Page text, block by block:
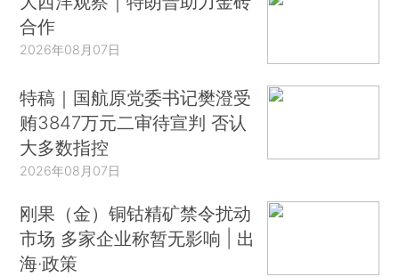
合作
2026年08月07日
特稿｜国航原党委书记樊澄受
贿3847万元二审待宣判 否认
大多数指控
2026年08月07日
刚果（金）铜钴精矿禁令扰动
市场 多家企业称暂无影响 | 出
海·政策